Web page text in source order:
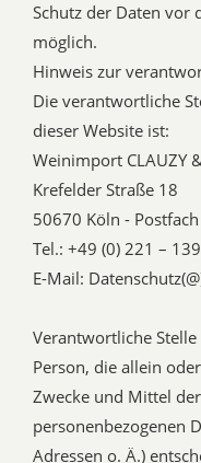
Schutz der Daten
möglich.
Hinweis zur
Die verantwortliche
dieser Website ist:
Weinimport CLAUZY
Krefelder Straße 18
50670 Köln -
Tel.: +49 (0) 221 –
E-Mail:
Verantwortliche
Person, die allein
Zwecke und Mittel
personenbezogenen
Adressen o. Ä.)